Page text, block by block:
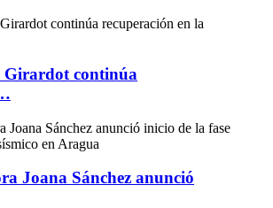
Girardot continúa
Joana Sánchez anunció